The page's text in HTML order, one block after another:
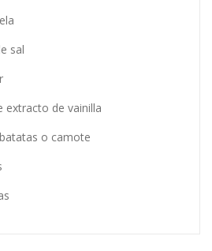
sal
extracto de vainilla
o camote